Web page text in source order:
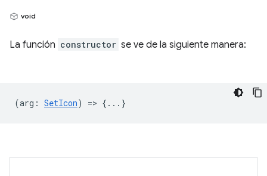
void
La función constructor se ve de la siguiente manera:
(arg : SetIcon) => {...}